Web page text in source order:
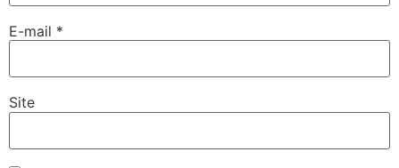
E-mail *
Site